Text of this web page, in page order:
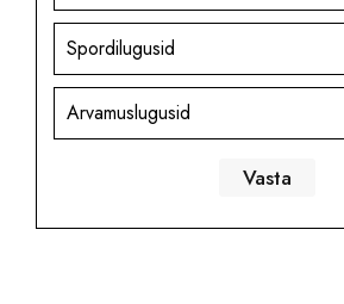
Spordilugusid
Arvamuslugusid